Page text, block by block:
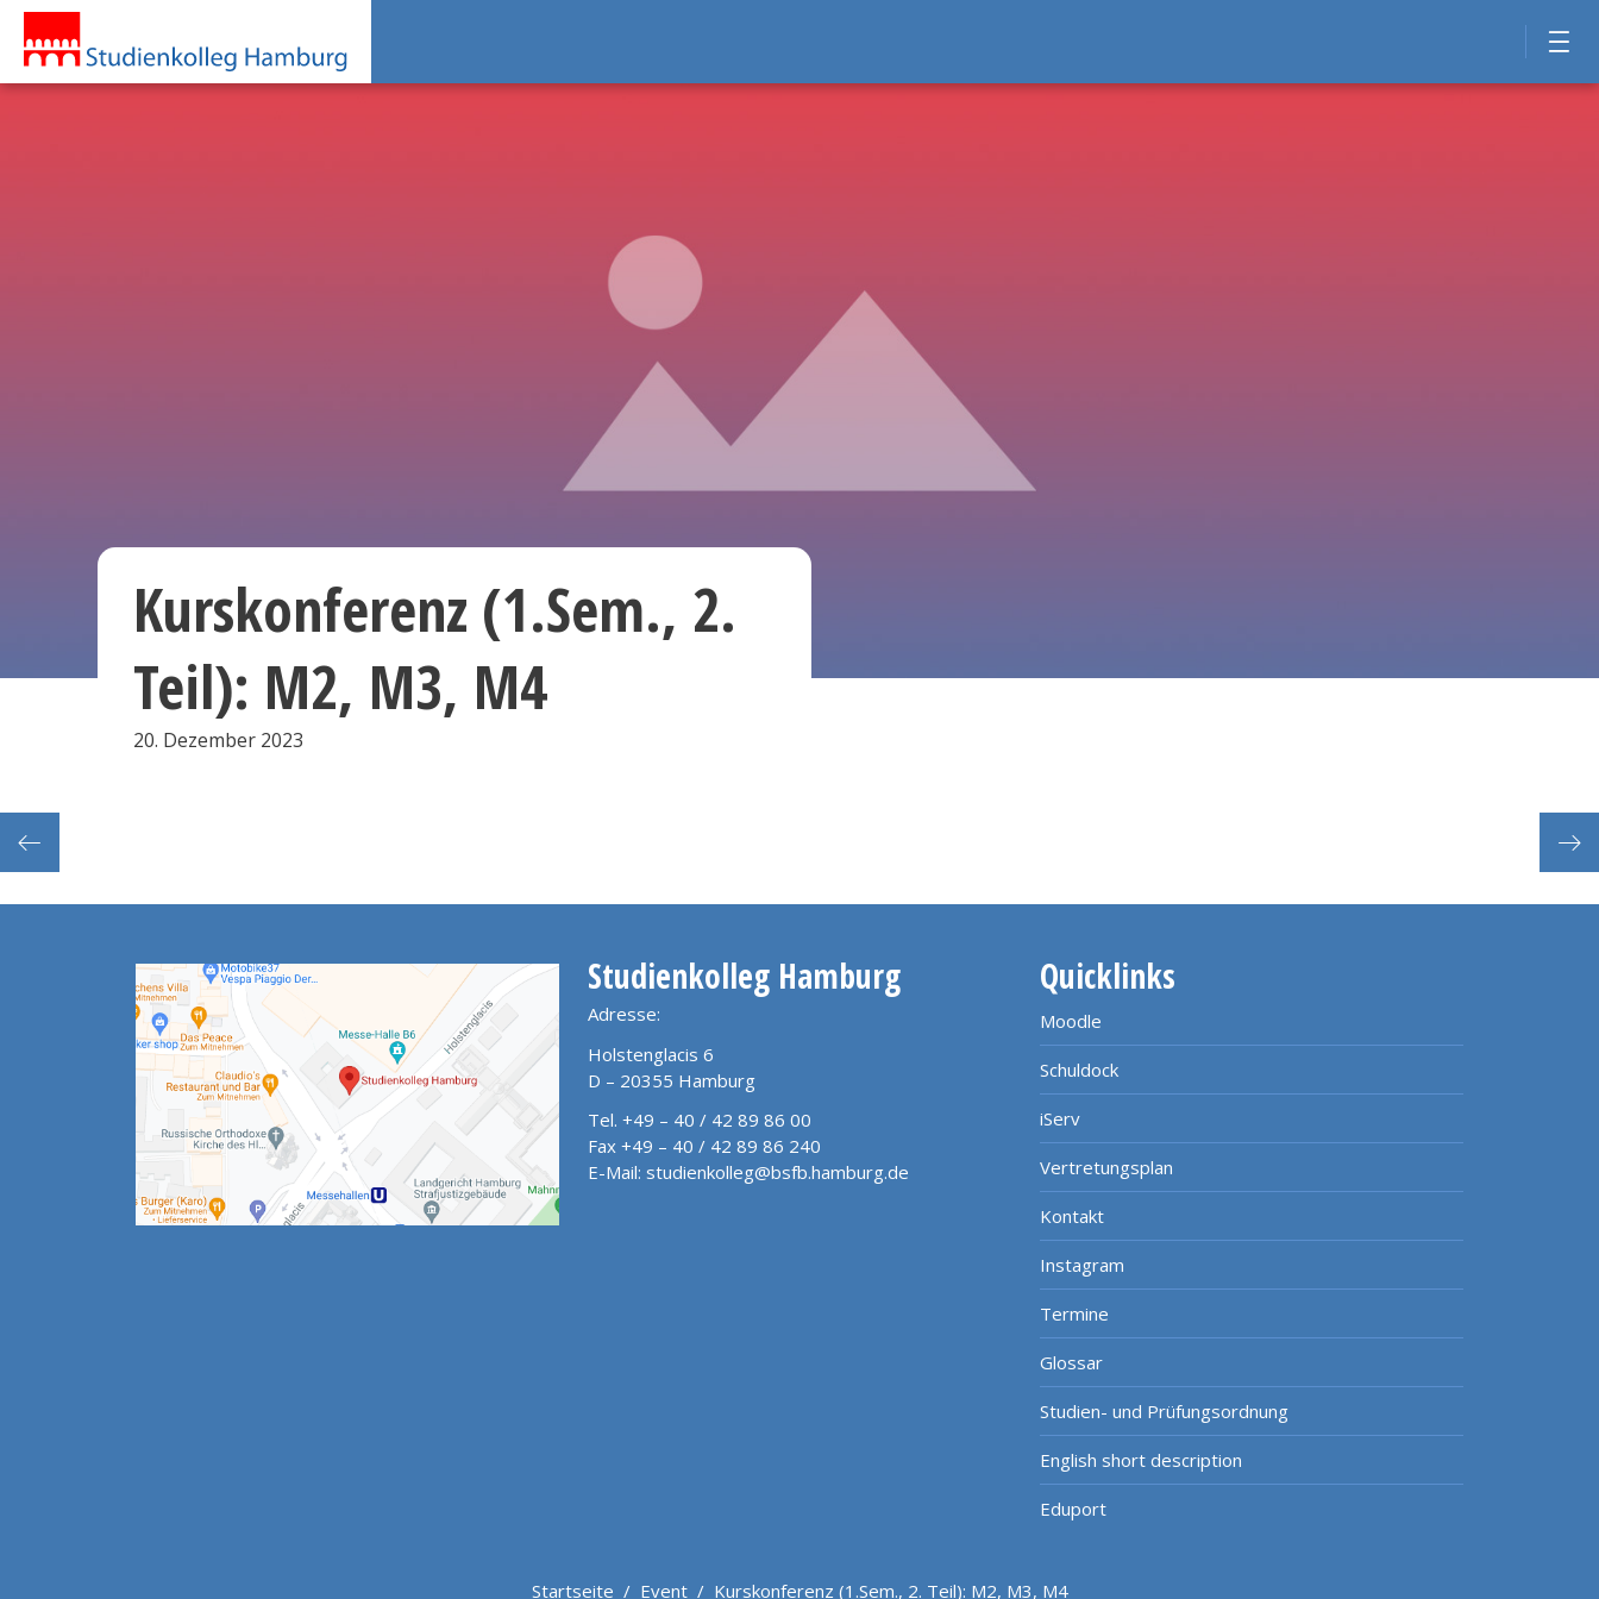
Kurskonferenz (1.Sem., 2.
Teil): M2, M3, M4
20. Dezember 2023
Studienkolleg Hamburg
Adresse:
Holstenglacis 6
D – 20355 Hamburg
Tel. +49 – 40 / 42 89 86 00
Fax +49 – 40 / 42 89 86 240
E-Mail: studienkolleg@bsfb.hamburg.de
Quicklinks
Moodle
Schuldock
iServ
Vertretungsplan
Kontakt
Instagram
Termine
Glossar
Studien- und Prüfungsordnung
English short description
Eduport
Startseite / Event/ Kurskonferenz (1.Sem., 2. Teil): M2, M3, M4